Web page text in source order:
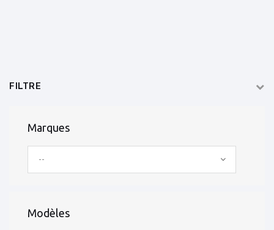
FILTRE
Marques
--
Modèles